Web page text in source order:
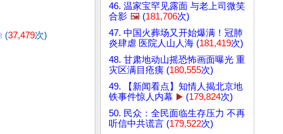
(37,479次)
46. 温家宝罕见露面 与老上司微笑
合影 🖼️ (181,706次)
47. 中国火葬场又开始爆满！冠肺
炎肆虐 医院人山人海 (181,419次)
48. 甘肃地动山摇恐怖画面曝光 重
灾区满目疮痍 (180,555次)
49. 【新闻看点】知情人揭北京地
铁事件惊人内幕 ▶️ (179,824次)
50. 民众：全民面临生存压力 不再
听信中共谎言 (179,522次)